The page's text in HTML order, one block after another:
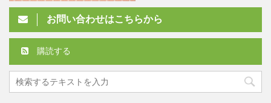
お問い合わせはこちらから
購読する